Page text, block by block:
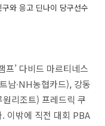
와 응고 딘나이 당구선수
프’ 다비드 마르티네스
남∙NH농협카드), 강동
리조트) 프레드릭 쿠
이밖에 직전 대회 PBA